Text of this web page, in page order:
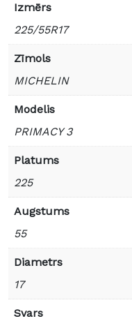
Izmērs
225/55R17
Zīmols
MICHELIN
Modelis
PRIMACY 3
Platums
225
Augstums
55
Diametrs
17
Svars